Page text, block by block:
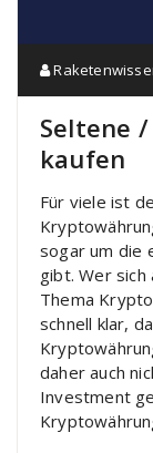
Seltene
kaufen
Für viele ist
sogar um die
gibt. Wer
Thema
schnell klar,
daher auch
Investment